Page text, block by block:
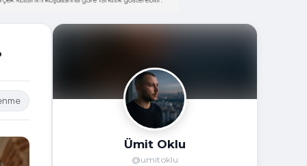
Ümit Oklu
@umitoklu